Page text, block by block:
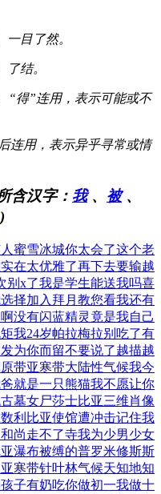
一目了然。
了结。
“得”连用，表示可能或不
连用，表示异乎寻常或情
含汉字： 我、 被、
蜜雪冰城你太会了这个老
在太优雅了再下去要输越
别x了我是学生能送我吗喜
择加入拜月教您看我还有
没有闪蓝精灵竟是我自己
我24岁帕拉梅拉别吃了有
为你而留不要说了越描越
带亚寒带大陆性气候我今
就是一只熊猫我不愿让你
墓女尸莎士比亚三维肖像
利比亚使馆遭冲击记住我
尚走不了寺我为少男少女
瀑布被缚的普罗米修斯斯
亚寒带针叶林气候天知地知
子有奶吃你做初一我做十